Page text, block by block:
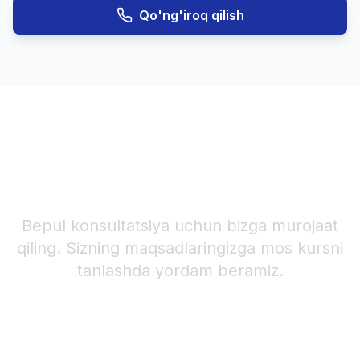
Qo'ng'iroq qilish
Bepul konsultatsiya uchun bizga murojaat
qiling. Sizning maqsadlaringizga mos kursni
tanlashda yordam beramiz.